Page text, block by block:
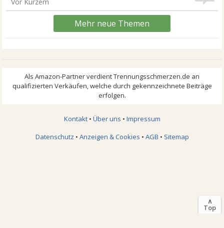
Mehr neue Themen
Kontakt• Über uns • Impressum
Datenschutz • Anzeigen & Cookies • AGB • Sitemap
∧
Top